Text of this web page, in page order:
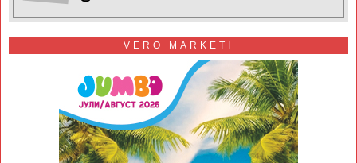
VERO MARKETI